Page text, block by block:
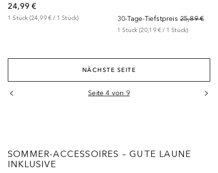
24,99 €
1 Stück (24,99 € / 1 Stück) 30-Tage-Tiefstpreis 25,89 €
1 Stück (20,19 € / 1 Stück)
NÄCHSTE SEITE
Seite 4 von 9
SOMMER-ACCESSOIRES – GUTE LAUNE
INKLUSIVE